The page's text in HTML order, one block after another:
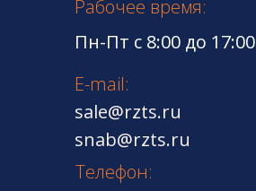
Рабочее время:
E-mail:
Телефон:
Пн-Пт с 8:00 до 17:00
snab@rzts.ru
sale@rzts.ru